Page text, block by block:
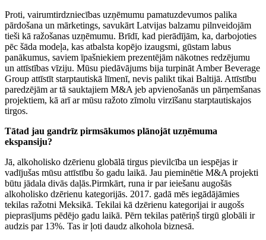
Proti, vairumtirdzniecības uzņēmumu pamatuzdevumos palika
pārdošana un mārketings, savukārt Latvijas balzamu pilnveidojām
tieši kā ražošanas uzņēmumu. Brīdī, kad pierādījām, ka, darbojoties
pēc šāda modeļa, kas atbalsta kopējo izaugsmi, gūstam labus
panākumus, saviem īpašniekiem prezentējām nākotnes redzējumu
un attīstības vīziju. Mūsu piedāvājums bija turpināt Amber Beverage
Group attīstīt starptautiskā līmenī, nevis palikt tikai Baltijā. Attīstību
paredzējām ar tā sauktajiem M&A jeb apvienošanās un pārņemšanas
projektiem, kā arī ar mūsu ražoto zīmolu virzīšanu starptautiskajos
tirgos.
Tātad jau gandrīz pirmsākumos plānojāt uzņēmuma
ekspansiju?
Jā, alkoholisko dzērienu globālā tirgus pievilcība un iespējas ir
vadījušas mūsu attīstību šo gadu laikā. Jau pieminētie M&A projekti
būtu jādala divās daļās.Pirmkārt, runa ir par ieiešanu augošās
alkoholisko dzērienu kategorijās. 2017. gadā mēs iegādājāmies
tekilas ražotni Meksikā. Tekilai kā dzērienu kategorijai ir augošs
pieprasījums pēdējo gadu laikā. Pērn tekilas patēriņš tirgū globāli ir
audzis par 13%. Tas ir ļoti daudz alkohola biznesā.